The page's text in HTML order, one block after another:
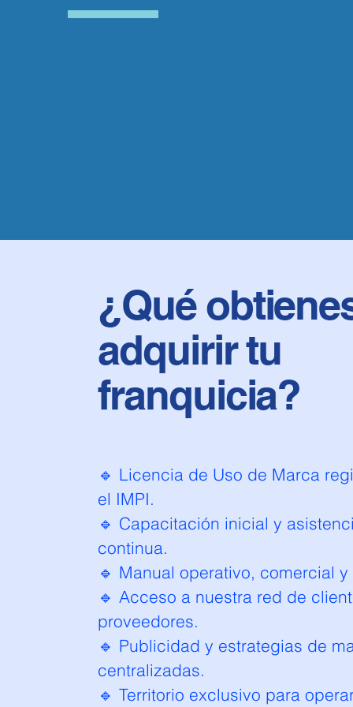
¿Qué
adquirir tu
franquicia?
🔹 Licencia de Uso de Marca
el IMPI.
🔹 Capacitación inicial y
continua.
🔹 Manual operativo, comercial
🔹 Acceso a nuestra red de
proveedores.
🔹 Publicidad y estrategias de
centralizadas.
🔹 Territorio exclusivo para